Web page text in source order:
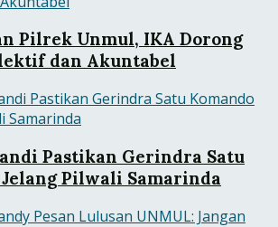
Pilrek Unmul, IKA Dorong
dan Akuntabel
Pastikan Gerindra Satu
Pilwali Samarinda